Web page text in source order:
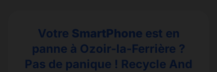
Votre SmartPhone est en
panne à Ozoir-la-Ferrière ?
Pas de panique ! Recycle And